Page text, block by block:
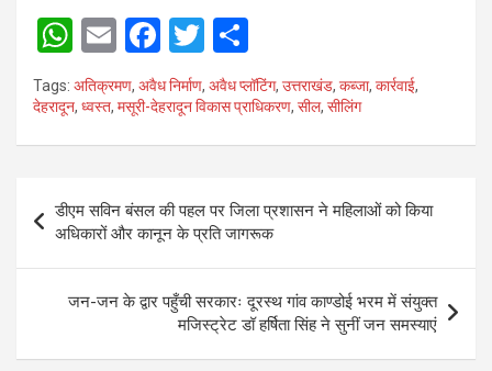
W
h
at
s
p
p
E
m
ail
F
a
ce
b
o
k
T
wi
tt
er
h
ar
e
Tags: अतिक्रमण, अवैध निर्माण, अवैध प्लॉटिंग, उत्तराखंड, कब्जा, कार्रवाई,
देहरादून, ध्वस्त, मसूरी-देहरादून विकास प्राधिकरण, सील, सीलिंग
Post
navigation
डीएम सविन बंसल की पहल पर जिला प्रशासन ने महिलाओं को किया
अधिकारों और कानून के प्रति जागरूक
जन-जन के द्वार पहुँची सरकारः दूरस्थ गांव काण्डोई भरम में संयुक्त
मजिस्ट्रेट डॉ हर्षिता सिंह ने सुनीं जन समस्याएं